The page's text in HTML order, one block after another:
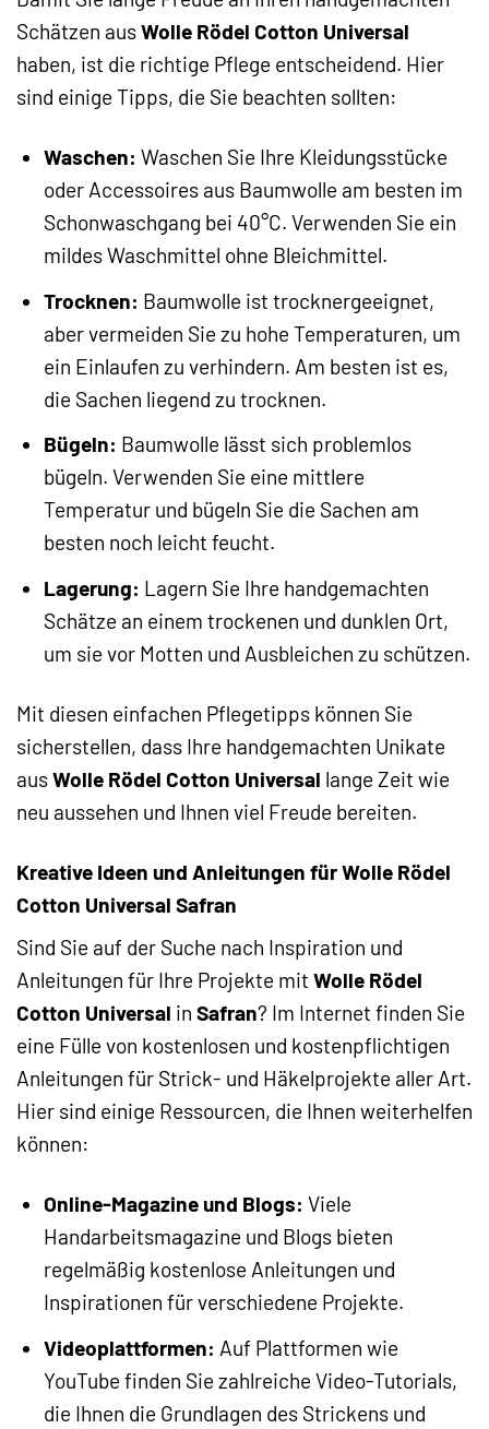
Schätzen ausWolle Rödel Cotton Universal
haben, ist die richtige Pflege entscheidend. Hier
sind einige Tipps, die Sie beachten sollten:
Waschen: Waschen Sie Ihre Kleidungsstücke
oder Accessoires aus Baumwolle am besten im
Schonwaschgang bei 40°C. Verwenden Sie ein
mildes Waschmittel ohne Bleichmittel.
Trocknen: Baumwolle ist trocknergeeignet,
aber vermeiden Sie zu hohe Temperaturen, um
ein Einlaufen zu verhindern. Am besten ist es,
die Sachen liegend zu trocknen.
Bügeln: Baumwolle lässt sich problemlos
bügeln. Verwenden Sie eine mittlere
Temperatur und bügeln Sie die Sachen am
besten noch leicht feucht.
Lagerung: Lagern Sie Ihre handgemachten
Schätze an einem trockenen und dunklen Ort,
um sie vor Motten und Ausbleichen zu schützen.
Mit diesen einfachen Pflegetipps können Sie
sicherstellen, dass Ihre handgemachten Unikate
ausWolle Rödel Cotton Universal lange Zeit wie
neu aussehen und Ihnen viel Freude bereiten.
Kreative Ideen und Anleitungen für Wolle Rödel
Cotton Universal Safran
Sind Sie auf der Suche nach Inspiration und
Anleitungen für Ihre Projekte mit Wolle Rödel
Cotton Universal in Safran? Im Internet finden Sie
eine Fülle von kostenlosen und kostenpflichtigen
Anleitungen für Strick- und Häkelprojekte aller Art.
Hier sind einige Ressourcen, die Ihnen weiterhelfen
können:
Online-Magazine und Blogs: Viele
Handarbeitsmagazine und Blogs bieten
regelmäßig kostenlose Anleitungen und
Inspirationen für verschiedene Projekte.
Videoplattformen: Auf Plattformen wie
YouTube finden Sie zahlreiche Video-Tutorials,
die Ihnen die Grundlagen des Strickens und